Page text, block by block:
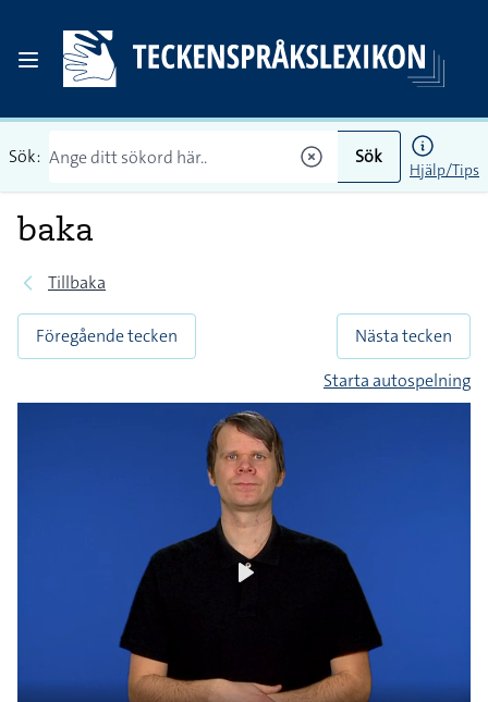
Sök: Sök
Hjälp/Tips
baka
Tillbaka
Föregående tecken
Nästa tecken
Starta autospelning